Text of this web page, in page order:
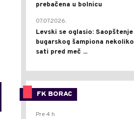
prebačena u bolnicu
07.07.2026.
Levski se oglasio: Saopštenje
bugarskog šampiona nekoliko
sati pred meč ...
FK BORAC
Pre 4 h